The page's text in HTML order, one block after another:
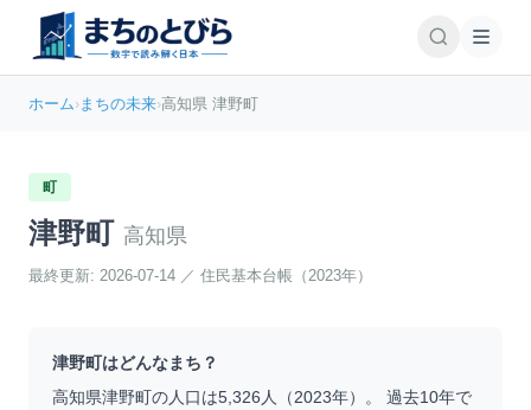
ホーム›まちの未来›高知県 津野町
町
津野町 高知県
最終更新: 2026-07-14 ／ 住民基本台帳（2023年）
津野町はどんなまち？
高知県津野町の人口は5,326 人（2023年）。 過去10年で